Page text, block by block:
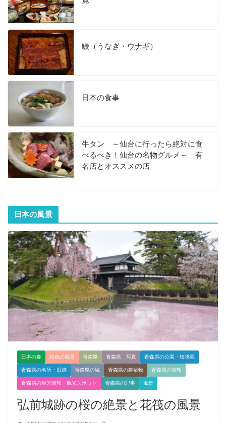
鰻（うなぎ・ウナギ）
日本の食事
牛タン ～仙台に行ったら絶対に食
べるべき！仙台の名物グルメ～ 有
名店とオススメの店
日本の風景
日本の春 桜色の風景 青森県 青森県 写真 青森県の公園・植物園
青森県の名所・旧跡 青森県の城 青森県の建築物 青森県の情報
青森県の観光情報・観光スポット 青森県の記事 風景
弘前城跡の桜の絶景と花筏の風景